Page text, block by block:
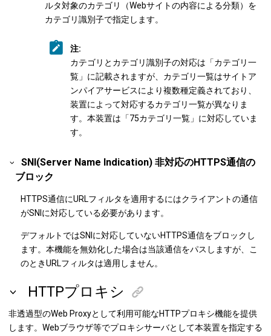
ルタ対象のカテゴリ（Webサイトの内容による分類）を
カテゴリ識別子で指定します。
注:
カテゴリとカテゴリ識別子の対応は「カテゴリ一
覧」に記載されますが、カテゴリ一覧はサイトア
ンパイアサービスにより複数種定義されており、
装置によって対応するカテゴリ一覧が異なりま
す。本装置は「75カテゴリ一覧」に対応していま
す。
SNI(Server Name Indication) 非対応のHTTPS通信の
ブロック
HTTPS通信にURLフィルタを適用するにはクライアントの通信
がSNIに対応している必要があります。
デフォルトではSNIに対応していないHTTPS通信をブロックし
ます。本機能を無効化した場合は当該通信をパスしますが、こ
のときURLフィルタは適用しません。
HTTPプロキシ
非透過型のWeb Proxyとして利用可能なHTTPプロキシ機能を提供
します。Webブラウザ等でプロキシサーバとして本装置を指定する